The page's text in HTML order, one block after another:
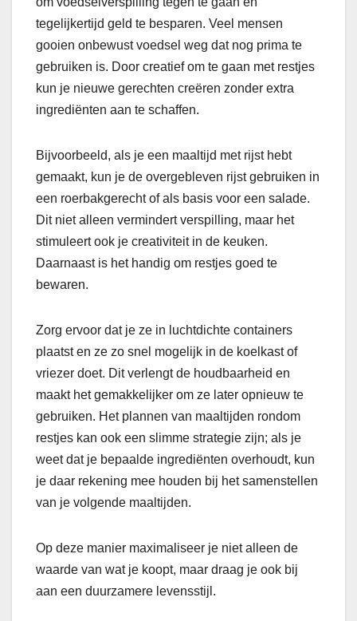
tegelijkertijd geld te besparen. Veel mensen
gooien onbewust voedsel weg dat nog prima te
gebruiken is. Door creatief om te gaan met restjes
kun je nieuwe gerechten creëren zonder extra
ingrediënten aan te schaffen.
Bijvoorbeeld, als je een maaltijd met rijst hebt
gemaakt, kun je de overgebleven rijst gebruiken in
een roerbakgerecht of als basis voor een salade.
Dit niet alleen vermindert verspilling, maar het
stimuleert ook je creativiteit in de keuken.
Daarnaast is het handig om restjes goed te
bewaren.
Zorg ervoor dat je ze in luchtdichte containers
plaatst en ze zo snel mogelijk in de koelkast of
vriezer doet. Dit verlengt de houdbaarheid en
maakt het gemakkelijker om ze later opnieuw te
gebruiken. Het plannen van maaltijden rondom
restjes kan ook een slimme strategie zijn; als je
weet dat je bepaalde ingrediënten overhoudt, kun
je daar rekening mee houden bij het samenstellen
van je volgende maaltijden.
Op deze manier maximaliseer je niet alleen de
waarde van wat je koopt, maar draag je ook bij
aan een duurzamere levensstijl.